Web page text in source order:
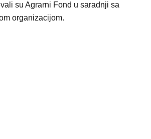
su Agrarni Fond u saradnji sa
organizacijom.